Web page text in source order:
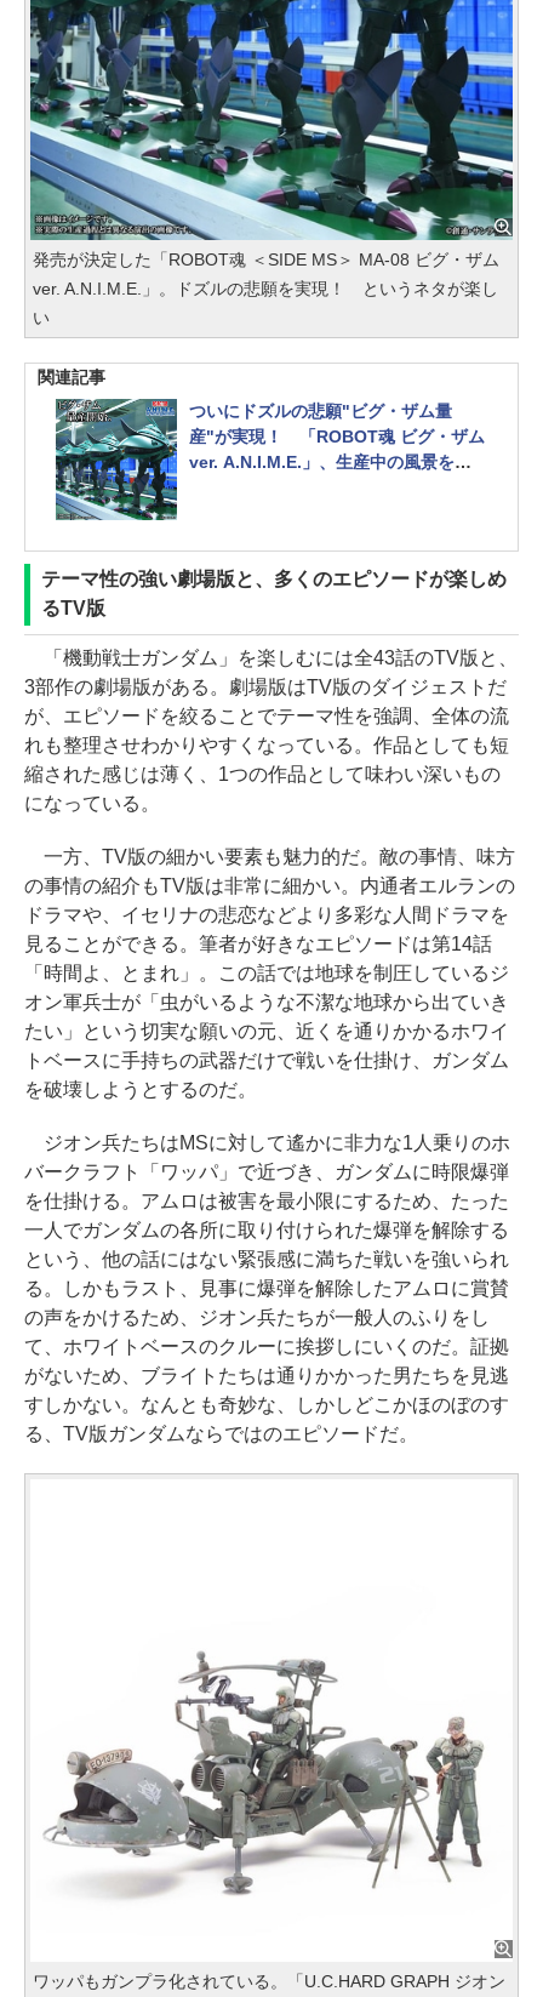
発売が決定した「ROBOT魂 ＜SIDE MS＞ MA-08 ビグ・ザム
ver. A.N.I.M.E.」。ドズルの悲願を実現！ というネタが楽し
い
関連記事
ついにドズルの悲願"ビグ・ザム量
産"が実現！ 「ROBOT魂 ビグ・ザム
ver. A.N.I.M.E.」、生産中の風景を公
テーマ性の強い劇場版と、多くのエピソードが楽しめ
るTV版
「機動戦士ガンダム」を楽しむには全43話のTV版と、
3部作の劇場版がある。劇場版はTV版のダイジェストだ
が、エピソードを絞ることでテーマ性を強調、全体の流
れも整理させわかりやすくなっている。作品としても短
縮された感じは薄く、1つの作品として味わい深いもの
になっている。
一方、TV版の細かい要素も魅力的だ。敵の事情、味方
の事情の紹介もTV版は非常に細かい。内通者エルランの
ドラマや、イセリナの悲恋などより多彩な人間ドラマを
見ることができる。筆者が好きなエピソードは第14話
「時間よ、とまれ」。この話では地球を制圧しているジ
オン軍兵士が「虫がいるような不潔な地球から出ていき
たい」という切実な願いの元、近くを通りかかるホワイ
トベースに手持ちの武器だけで戦いを仕掛け、ガンダム
を破壊しようとするのだ。
ジオン兵たちはMSに対して遙かに非力な1人乗りのホ
バークラフト「ワッパ」で近づき、ガンダムに時限爆弾
を仕掛ける。アムロは被害を最小限にするため、たった
一人でガンダムの各所に取り付けられた爆弾を解除する
という、他の話にはない緊張感に満ちた戦いを強いられ
る。しかもラスト、見事に爆弾を解除したアムロに賞賛
の声をかけるため、ジオン兵たちが一般人のふりをし
て、ホワイトベースのクルーに挨拶しにいくのだ。証拠
がないため、ブライトたちは通りかかった男たちを見逃
すしかない。なんとも奇妙な、しかしどこかほのぼのす
る、TV版ガンダムならではのエピソードだ。
ワッパもガンプラ化されている。「U.C.HARD GRAPH ジオン